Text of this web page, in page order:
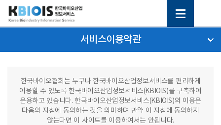
서비스이용약관
한국바이오협회는 누구나 한국바이오산업정보서비스를 편리하게
이용할 수 있도록 한국바이오산업정보서비스(KBIOIS)를 구축하여
운용하고 있습니다. 한국바이오산업정보서비스(KBIOIS)의 이용은
다음의 지침에 동의하는 것을 의미하며 만약 이 지침에 동의하지
않는다면 이 사이트를 이용하여서는 안됩니다.